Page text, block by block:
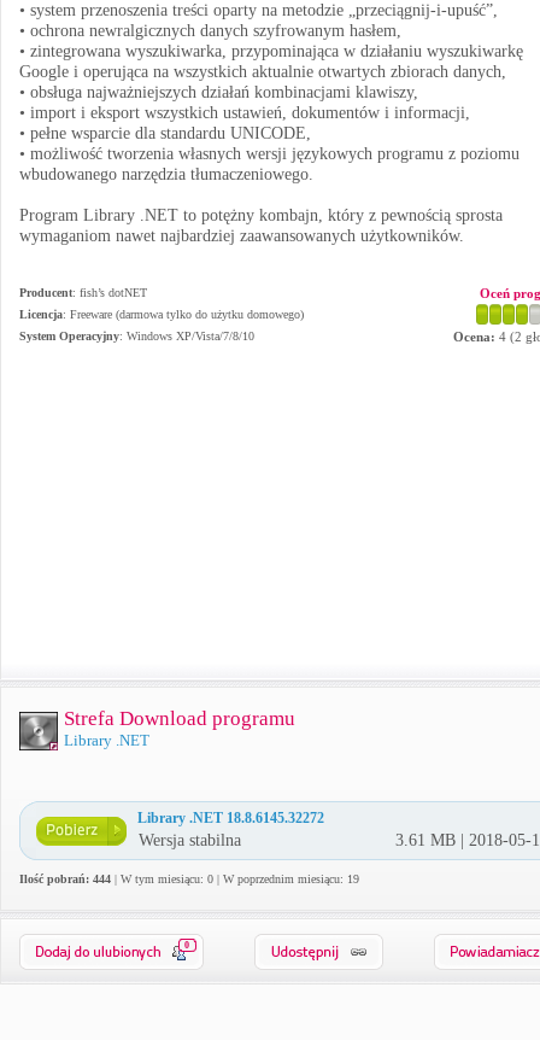
• system przenoszenia treści oparty na metodzie „przeciągnij-i-upuść”,
• ochrona newralgicznych danych szyfrowanym hasłem,
• zintegrowana wyszukiwarka, przypominająca w działaniu wyszukiwarkę
Google i operująca na wszystkich aktualnie otwartych zbiorach danych,
• obsługa najważniejszych działań kombinacjami klawiszy,
• import i eksport wszystkich ustawień, dokumentów i informacji,
• pełne wsparcie dla standardu UNICODE,
• możliwość tworzenia własnych wersji językowych programu z poziomu
wbudowanego narzędzia tłumaczeniowego.
Program Library .NET to potężny kombajn, który z pewnością sprosta
wymaganiom nawet najbardziej zaawansowanych użytkowników.
Producent: fish’s dotNET
Licencja: Freeware (darmowa tylko do użytku domowego)
System Operacyjny: Windows XP/Vista/7/8/10
Oceń
Ocena: 4 (2
Strefa Download programu
Library .NET
Library .NET 18.8.6145.32272
Wersja stabilna 3.61 MB | 2018-05-
Ilość pobrań: 444 | W tym miesiącu: 0 | W poprzednim miesiącu: 19
0